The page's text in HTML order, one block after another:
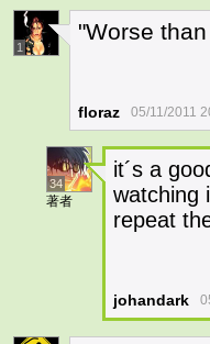
1
"Worse
floraz 05/11/2011
34
著者
it´s a
watching
repeat
johandark